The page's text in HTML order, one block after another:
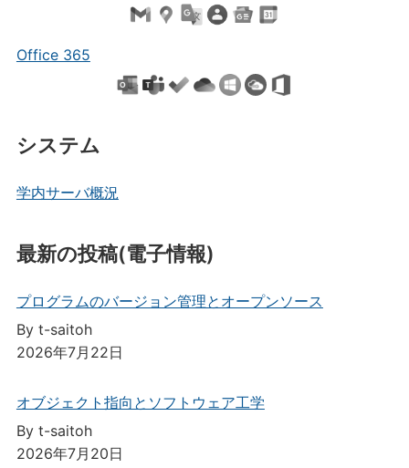
Office 365
システム
学内サーバ概況
最新の投稿(電子情報)
プログラムのバージョン管理とオープンソース
By t-saitoh
2026年7月22日
オブジェクト指向とソフトウェア工学
By t-saitoh
2026年7月20日